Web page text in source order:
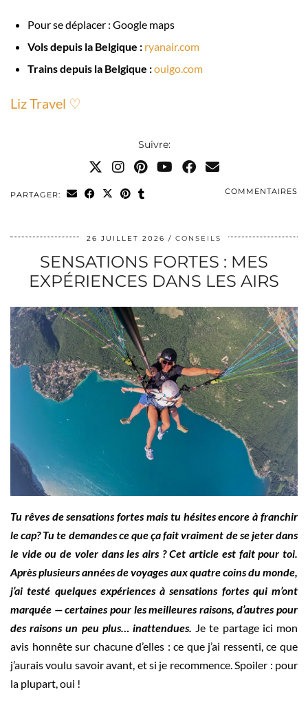
Pour se déplacer : Google maps
Vols depuis la Belgique : ryanair.com
Trains depuis la Belgique :ouigo.com
Liz Travel ♡
Suivre:
PARTAGER: COMMENTAIRES
26 JUILLET 2026 CONSEILS
SENSATIONS FORTES : MES
EXPÉRIENCES DANS LES AIRS
Tu rêves desensations fortesmais tu hésites encore à franchir
le cap? Tu te demandes ce que ça fait vraiment de se jeter dans
le vide ou de voler dans les airs ? Cet article est fait pour toi.
Après plusieurs années de voyages aux quatre coins du monde,
j’ai testé quelques expériences à sensations fortes qui m’ont
marquée — certaines pour les meilleures raisons, d’autres pour
des raisons un peu plus… inattendues. Je te partage ici mon
avis honnête sur chacune d’elles : ce que j’ai ressenti, ce que
j’aurais voulu savoir avant, et si je recommence. Spoiler : pour
la plupart, oui !